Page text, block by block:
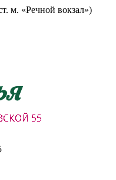
м. «Речной вокзал»)